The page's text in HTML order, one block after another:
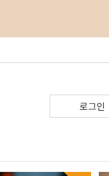
로그인